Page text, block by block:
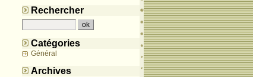
Rechercher
Catégories
Général
Archives